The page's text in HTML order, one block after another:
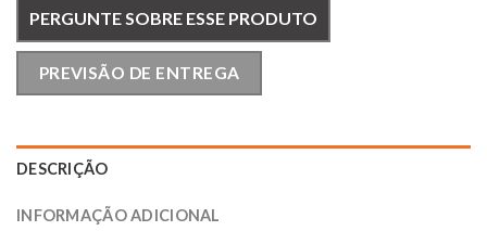
PERGUNTE SOBRE ESSE PRODUTO
PREVISÃO DE ENTREGA
DESCRIÇÃO
INFORMAÇÃO ADICIONAL